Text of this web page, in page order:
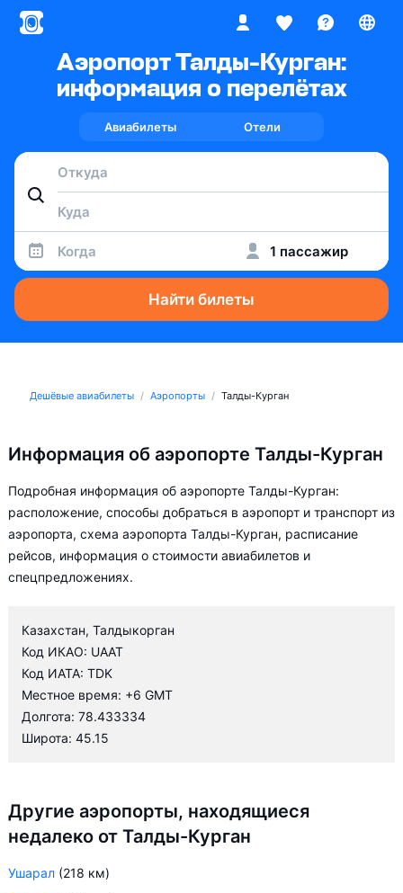
Аэропорт Талды-Курган:
информация о перелётах
Авиабилеты Отели
Когда 1 пассажир
Найти билеты
Дешёвые авиабилеты Аэропорты Талды-Курган
Информация об аэропорте Талды-Курган
Подробная информация об аэропорте Талды-Курган:
расположение, способы добраться в аэропорт и транспорт из
аэропорта, схема аэропорта Талды-Курган, расписание
рейсов, информация о стоимости авиабилетов и
спецпредложениях.
Казахстан, Талдыкорган
Код ИКАО: UAAT
Код ИАТА: TDK
Местное время: +6 GMT
Долгота: 78.433334
Широта: 45.15
Другие аэропорты, находящиеся
недалеко от Талды-Курган
Ушарал (218 км)